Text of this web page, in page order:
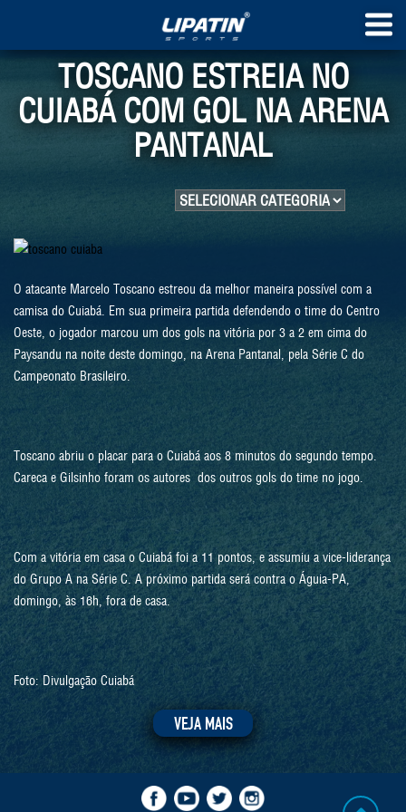
TOSCANO ESTREIA NO
CUIABÁ COM GOL NA ARENA
PANTANAL
O atacante Marcelo Toscano estreou da melhor maneira possível com a
camisa do Cuiabá. Em sua primeira partida defendendo o time do Centro
Oeste, o jogador marcou um dos gols na vitória por 3 a 2 em cima do
Paysandu na noite deste domingo, na Arena Pantanal, pela Série C do
Campeonato Brasileiro.
Toscano abriu o placar para o Cuiabá aos 8 minutos do segundo tempo.
Careca e Gilsinho foram os autores dos outros gols do time no jogo.
Com a vitória em casa o Cuiabá foi a 11 pontos, e assumiu a vice-liderança
do Grupo A na Série C. A próximo partida será contra o Águia-PA,
domingo, às 16h, fora de casa.
Foto: Divulgação Cuiabá
VEJA MAIS